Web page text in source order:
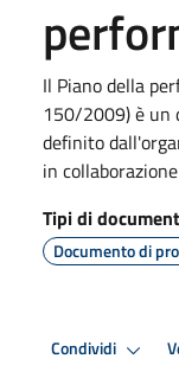
Il Piano della
150/2009) è un
definito
in
Tipi di
Documento di
Condividi